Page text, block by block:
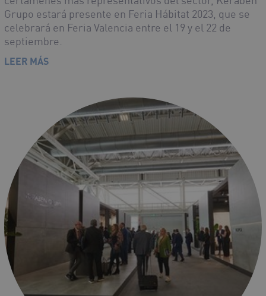
Grupo estará presente en Feria Hábitat 2023, que se
celebrará en Feria Valencia entre el 19 y el 22 de
septiembre.
LEER MÁS